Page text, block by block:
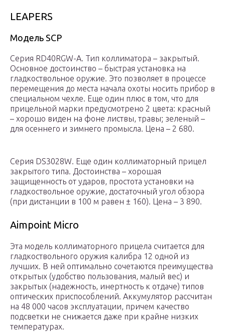
LEAPERS
Модель SCP
Серия RD40RGW-A. Тип коллиматора – закрытый.
Основное достоинство – быстрая установка на
гладкоствольное оружие. Это позволяет в процессе
перемещения до места начала охоты носить прибор в
специальном чехле. Еще один плюс в том, что для
прицельной марки предусмотрено 2 цвета: красный
– хорошо виден на фоне листвы, травы; зеленый –
для осеннего и зимнего промысла. Цена – 2 680.
Серия DS3028W. Еще один коллиматорный прицел
закрытого типа. Достоинства – хорошая
защищенность от ударов, простота установки на
гладкоствольное оружие, достаточный угол обзора
(при дистанции в 100 м равен ± 160). Цена – 3 890.
Aimpoint Micro
Эта модель коллиматорного прицела считается для
гладкоствольного оружия калибра 12 одной из
лучших. В ней оптимально сочетаются преимущества
открытых (удобство пользования, малый вес) и
закрытых (надежность, инертность к отдаче) типов
оптических приспособлений. Аккумулятор рассчитан
на 48 000 часов эксплуатации, причем качество
подсветки не снижается даже при крайне низких
температурах.